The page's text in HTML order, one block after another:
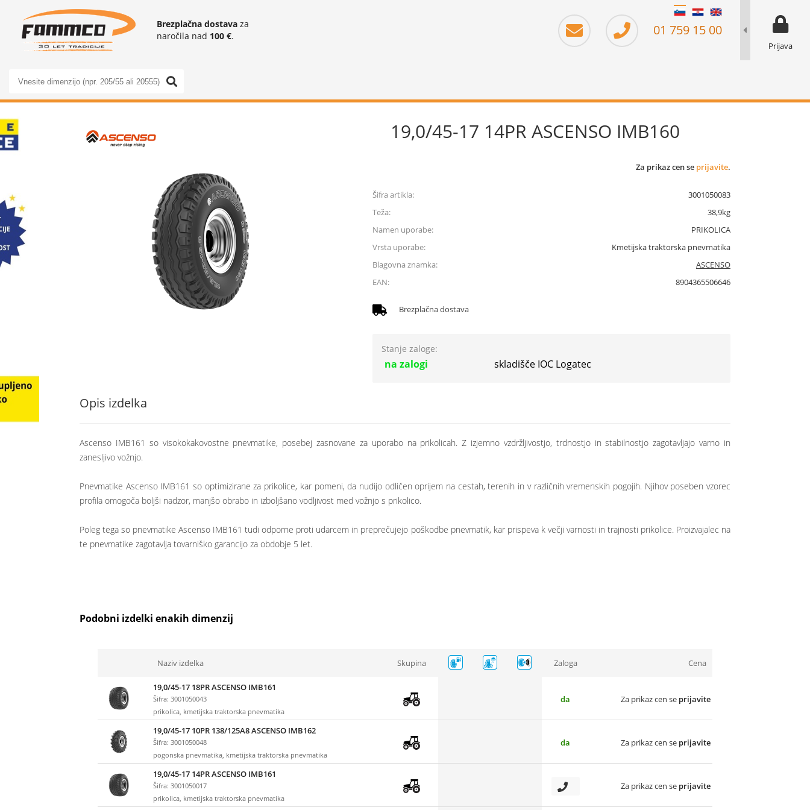
01 759 15 00
prikaz za
Prijava
Brezplačna dostava za
naročila nad 100 €.
19,0/45-17 14PR ASCENSO IMB160
Za prikaz cen se prijavite.
Šifra artikla:
3001050083
Teža:
38,9kg
Namen uporabe:
PRIKOLICA
Vrsta uporabe:
Kmetijska traktorska pnevmatika
Blagovna znamka:
ASCENSO
EAN:
8904365506646
Brezplačna dostava
Stanje zaloge:
na zalogi skladišče IOC Logatec
Opis izdelka
Ascenso IMB161 so visokokakovostne pnevmatike, posebej zasnovane za uporabo na prikolicah. Z izjemno vzdržljivostjo, trdnostjo in stabilnostjo zagotavljajo varno in
zanesljivo vožnjo.
Pnevmatike Ascenso IMB161 so optimizirane za prikolice, kar pomeni, da nudijo odličen oprijem na cestah, terenih in v različnih vremenskih pogojih. Njihov poseben vzorec
profila omogoča boljši nadzor, manjšo obrabo in izboljšano vodljivost med vožnjo s prikolico.
Poleg tega so pnevmatike Ascenso IMB161 tudi odporne proti udarcem in preprečujejo poškodbe pnevmatik, kar prispeva k večji varnosti in trajnosti prikolice. Proizvajalec na
te pnevmatike zagotavlja tovarniško garancijo za obdobje 5 let.
Podobni izdelki enakih dimenzij
Naziv izdelka Skupina Zaloga Cena
19,0/45-17 18PR ASCENSO IMB161
Šifra: 3001050043
prikolica, kmetijska traktorska pnevmatika
da Za prikaz cen se prijavite
19,0/45-17 10PR 138/125A8 ASCENSO IMB162
Šifra: 3001050048
pogonska pnevmatika, kmetijska traktorska pnevmatika
da Za prikaz cen se prijavite
19,0/45-17 14PR ASCENSO IMB161
Šifra: 3001050017
prikolica, kmetijska traktorska pnevmatika
Za prikaz cen se prijavite